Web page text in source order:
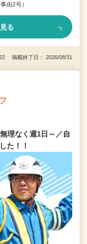
由2号）
る
掲載終了日： 2026/08/31
理なく週1日～／自
た！！